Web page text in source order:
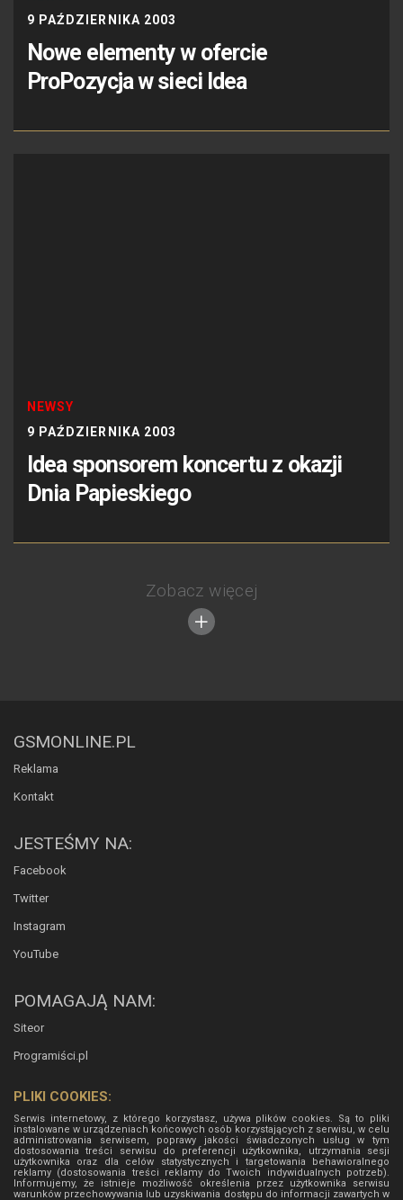
9 PAŹDZIERNIKA 2003
Nowe elementy w ofercie
ProPozycja w sieci Idea
NEWSY
9 PAŹDZIERNIKA 2003
Idea sponsorem koncertu z okazji
Dnia Papieskiego
Zobacz więcej
GSMONLINE.PL
Reklama
Kontakt
JESTEŚMY NA:
Facebook
Twitter
Instagram
YouTube
POMAGAJĄ NAM:
Siteor
Programiści.pl
PLIKI COOKIES:
Serwis internetowy, z którego korzystasz, używa plików cookies. Są to pliki
instalowane w urządzeniach końcowych osób korzystających z serwisu, w celu
administrowania serwisem, poprawy jakości świadczonych usług w tym
dostosowania treści serwisu do preferencji użytkownika, utrzymania sesji
użytkownika oraz dla celów statystycznych i targetowania behawioralnego
reklamy (dostosowania treści reklamy do Twoich indywidualnych potrzeb).
Informujemy, że istnieje możliwość określenia przez użytkownika serwisu
warunków przechowywania lub uzyskiwania dostępu do informacji zawartych w